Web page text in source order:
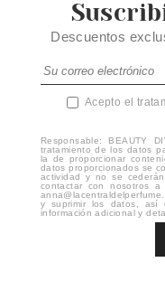
Descuentos
Acepto el
Responsable: BEAUTY
tratamiento de los datos
la de proporcionar
datos proporcionados se
actividad y no se
contactar con nosotros a
y suprimir los datos, así
información adicional y